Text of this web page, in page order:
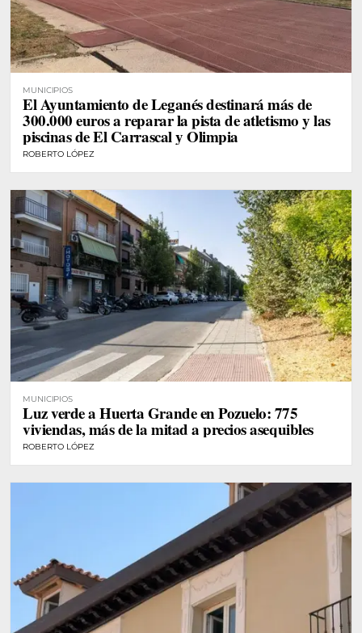
MUNICIPIOS
El Ayuntamiento de Leganés destinará más de
300.000 euros a reparar la pista de atletismo y las
piscinas de El Carrascal y Olimpia
ROBERTO LÓPEZ
MUNICIPIOS
Luz verde a Huerta Grande en Pozuelo: 775
viviendas, más de la mitad a precios asequibles
ROBERTO LÓPEZ